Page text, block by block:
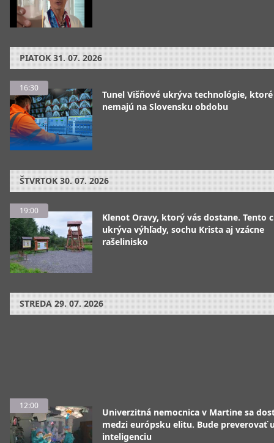
PIATOK 31. 07. 2026
16:30
Tunel Višňové ukrýva technológie, ktoré
nemajú na Slovensku obdobu
ŠTVRTOK 30. 07. 2026
19:00
Klenot Oravy, ktorý vás dostane. Tento
ukrýva výhľady, sochu Krista aj vzácne
rašelinisko
STREDA 29. 07. 2026
12:00
Univerzitná nemocnica v Martine sa
medzi európsku elitu. Bude preverovať
inteligenciu